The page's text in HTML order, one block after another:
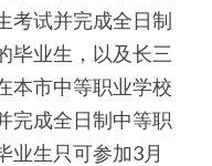
考试并完成全日制
毕业生，以及长三
本市中等职业学校
完成全日制中等职
业生只可参加3月